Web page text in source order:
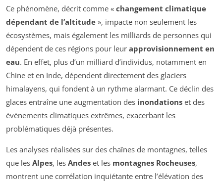
Ce phénomène, décrit comme « changement climatique
dépendant de l’altitude », impacte non seulement les
écosystèmes, mais également les milliards de personnes qui
dépendent de ces régions pour leur approvisionnement en
eau. En effet, plus d’un milliard d’individus, notamment en
Chine et en Inde, dépendent directement des glaciers
himalayens, qui fondent à un rythme alarmant. Ce déclin des
glaces entraîne une augmentation des inondations et des
événements climatiques extrêmes, exacerbant les
problématiques déjà présentes.
Les analyses réalisées sur des chaînes de montagnes, telles
que les Alpes, les Andes et les montagnes Rocheuses,
montrent une corrélation inquiétante entre l’élévation des